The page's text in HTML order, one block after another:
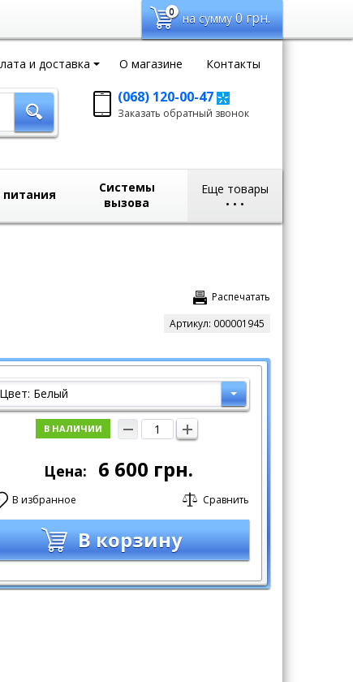
0 на сумму 0грн.
и доставка О магазине Контакты
(068) 120-00-47
Заказать обратный
Заказать обратный звонок
Еще товары
• • •
питания
Системы
вызова
Распечатать
Артикул: 000001945
Цвет: Белый
В НАЛИЧИИ
Цена: 6 600 грн.
В избранное Сравнить
В корзину